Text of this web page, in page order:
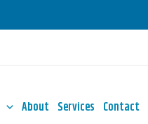
About Services Contact